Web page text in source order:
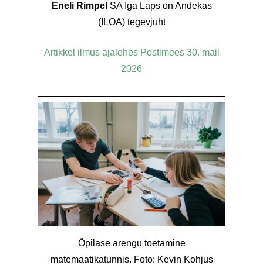
Eneli Rimpel SA Iga Laps on Andekas
(ILOA) tegevjuht
Artikkel ilmus ajalehes Postimees 30. mail
2026
Õpilase arengu toetamine
matemaatikatunnis. Foto: Kevin Kohjus